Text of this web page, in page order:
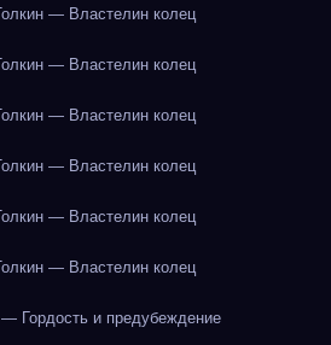
— Властелин колец
— Властелин колец
— Властелин колец
— Властелин колец
— Властелин колец
— Властелин колец
Гордость и предубеждение